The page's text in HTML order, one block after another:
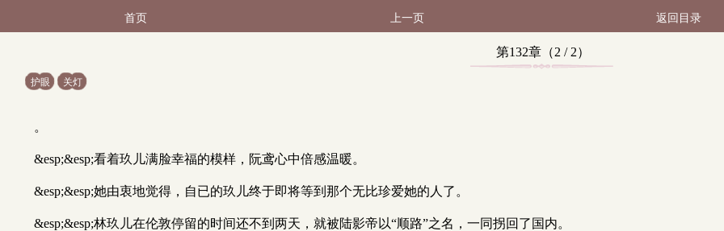
首页 上一页 返回目录
第132章（2 / 2）
护眼 关灯
。
&esp;&esp;看着玖儿满脸幸福的模样，阮鸢心中倍感温暖。
&esp;&esp;她由衷地觉得，自已的玖儿终于即将等到那个无比珍爱她的人了。
&esp;&esp;林玖儿在伦敦停留的时间还不到两天，就被陆影帝以“顺路”之名，一同拐回了国内。